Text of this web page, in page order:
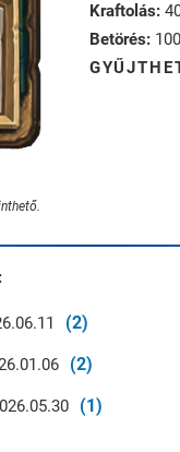
Kraftolás:
Betörés:
(2)
(2)
(1)